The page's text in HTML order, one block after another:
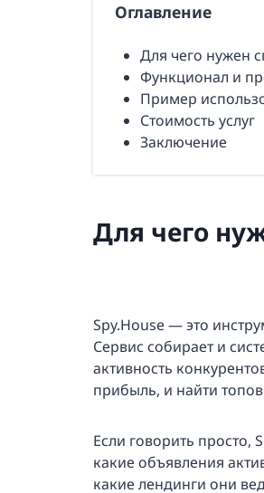
Оглавление
Для чего нужен
Функционал и
Пример
Стоимость услуг
Заключение
Для чего
Spy.House — это
Сервис собирает и
активность
прибыль, и найти
Если говорить просто,
какие объявления
какие лендинги они